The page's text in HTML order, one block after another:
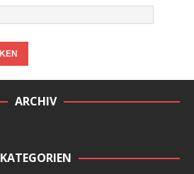
ARCHIV
KATEGORIEN